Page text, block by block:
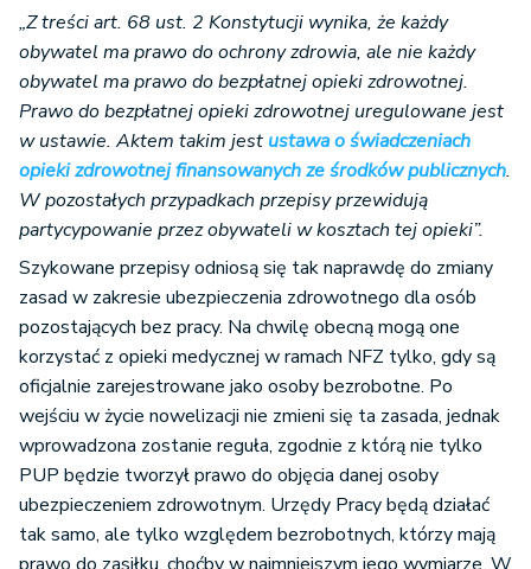
„Z treści art. 68 ust. 2 Konstytucji wynika, że każdy
obywatel ma prawo do ochrony zdrowia, ale nie każdy
obywatel ma prawo do bezpłatnej opieki zdrowotnej.
Prawo do bezpłatnej opieki zdrowotnej uregulowane jest
w ustawie. Aktem takim jest ustawa o świadczeniach
opieki zdrowotnej finansowanych ze środków publicznych.
W pozostałych przypadkach przepisy przewidują
partycypowanie przez obywateli w kosztach tej opieki”.
Szykowane przepisy odniosą się tak naprawdę do zmiany
zasad w zakresie ubezpieczenia zdrowotnego dla osób
pozostających bez pracy. Na chwilę obecną mogą one
korzystać z opieki medycznej w ramach NFZ tylko, gdy są
oficjalnie zarejestrowane jako osoby bezrobotne. Po
wejściu w życie nowelizacji nie zmieni się ta zasada, jednak
wprowadzona zostanie reguła, zgodnie z którą nie tylko
PUP będzie tworzył prawo do objęcia danej osoby
ubezpieczeniem zdrowotnym. Urzędy Pracy będą działać
tak samo, ale tylko względem bezrobotnych, którzy mają